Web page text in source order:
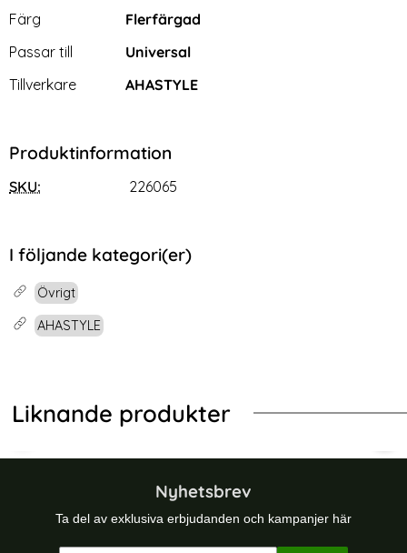
Egenskaper/attribut för denna produkt
Attribut
Färg
Flerfärgad
Passar till
Universal
Tillverkare
AHASTYLE
Produktinformation
SKU: 226065
I följande kategori(er)
Övrigt
AHASTYLE
Liknande produkter
Universal Mobilväska 6-6.9" Svart / Röd
Tech-Protect 3in1 Rengöringskit
Nyhetsbrev
Ta del av exklusiva erbjudanden och kampanjer här